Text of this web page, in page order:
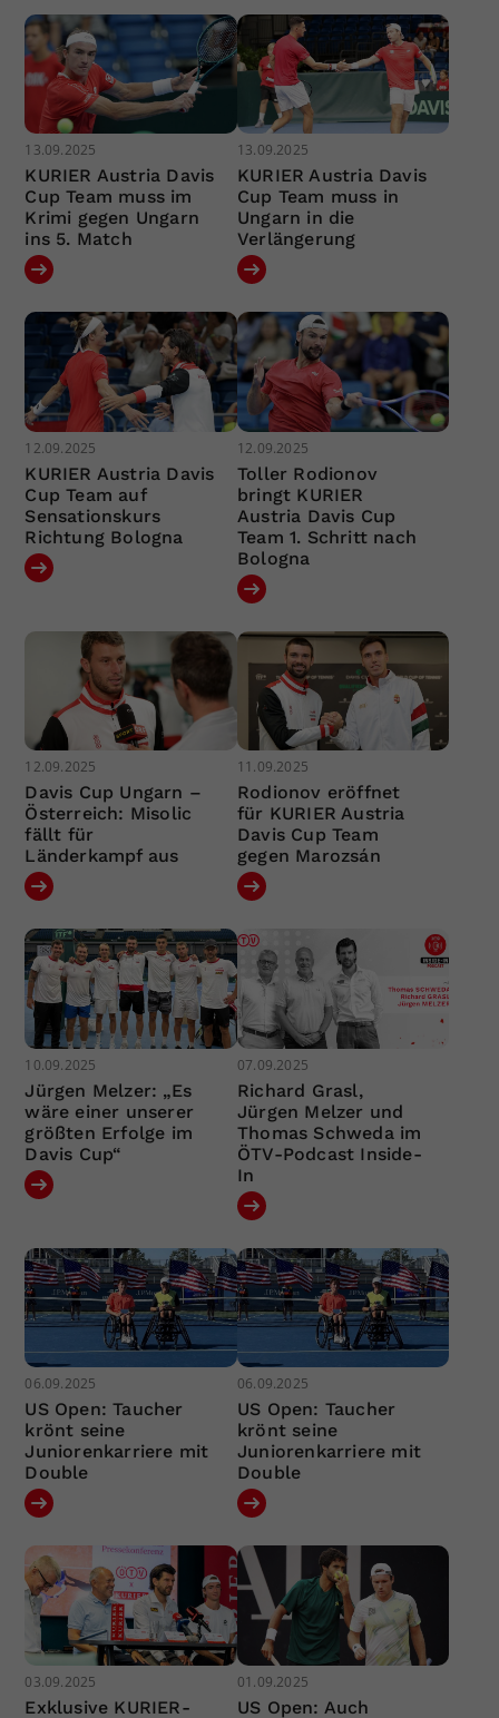
13.09.2025
KURIER Austria Davis
Cup Team muss im
Krimi gegen Ungarn
ins 5. Match
13.09.2025
KURIER Austria Davis
Cup Team muss in
Ungarn in die
Verlängerung
12.09.2025
KURIER Austria Davis
Cup Team auf
Sensationskurs
Richtung Bologna
12.09.2025
Toller Rodionov
bringt KURIER
Austria Davis Cup
Team 1. Schritt nach
Bologna
12.09.2025
Davis Cup Ungarn –
Österreich: Misolic
fällt für
Länderkampf aus
11.09.2025
Rodionov eröffnet
für KURIER Austria
Davis Cup Team
gegen Marozsán
10.09.2025
Jürgen Melzer: „Es
wäre einer unserer
größten Erfolge im
Davis Cup“
07.09.2025
Richard Grasl,
Jürgen Melzer und
Thomas Schweda im
ÖTV-Podcast Inside-
In
06.09.2025
US Open: Taucher
krönt seine
Juniorenkarriere mit
Double
06.09.2025
US Open: Taucher
krönt seine
Juniorenkarriere mit
Double
03.09.2025
Exklusive KURIER-
01.09.2025
US Open: Auch